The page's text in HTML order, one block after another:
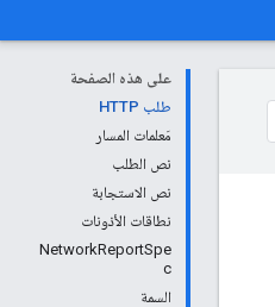
على هذه الصفحة
طلب HTTP
مَعلمات المسار
نص الطلب
نص الاستجابة
نطاقات الأذونات
NetworkReportSpe
c
السمة